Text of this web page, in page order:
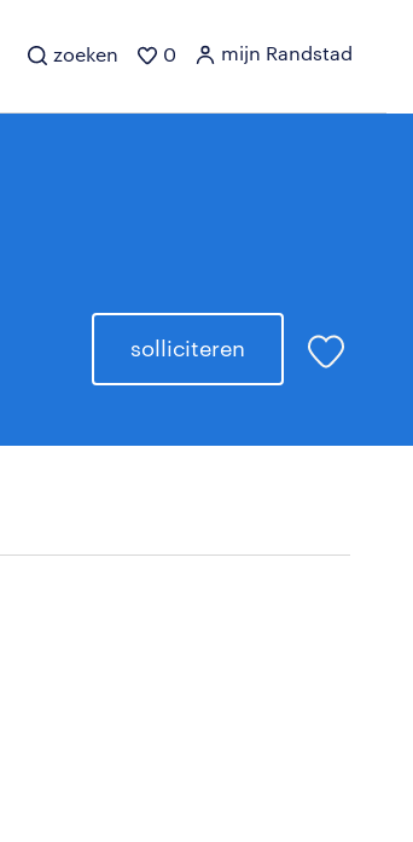
zoeken 0 mijn Randstad
solliciteren